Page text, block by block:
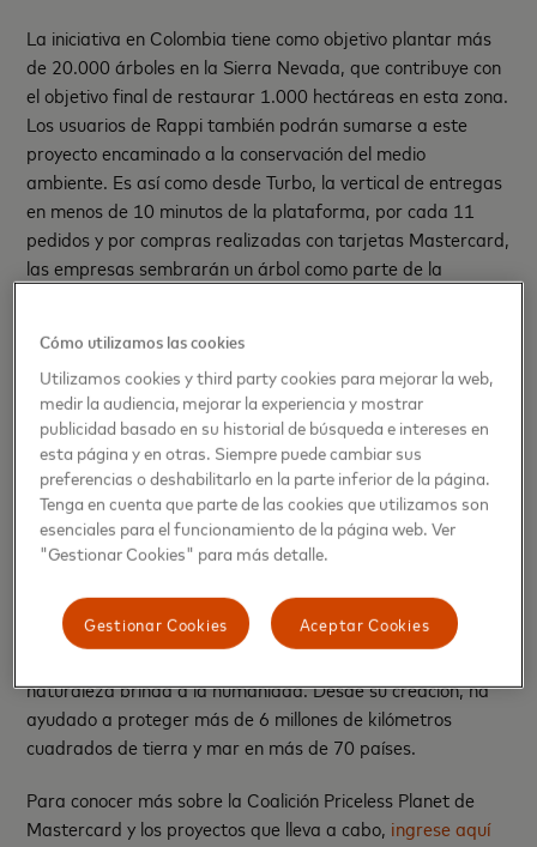
La iniciativa en Colombia tiene como objetivo plantar más
de 20.000 árboles en la Sierra Nevada, que contribuye con
el objetivo final de restaurar 1.000 hectáreas en esta zona.
Los usuarios de Rappi también podrán sumarse a este
proyecto encaminado a la conservación del medio
ambiente. Es así como desde Turbo, la vertical de entregas
en menos de 10 minutos de la plataforma, por cada 11
pedidos y por compras realizadas con tarjetas Mastercard,
las empresas sembrarán un árbol como parte de la
“En Rappi nos enorgullece ser una empresa que entiende la
sostenibilidad como un elemento transversal a su modelo de
negocio. Como compañía, nos apasiona poder ser parte de
iniciativas como esta, que se apalancan en el uso de la
tecnología y la colaboración, para generar un impacto
positivo en las comunidades. Juntos queremos construir la
Latinoamérica que soñamos”,explica Matías Laks, Gerente
General de Rappi en Colombia.
El proyecto se llevará a cabo de la mano de Conservation
International, la organización no gubernamental que
naturaleza brinda a la humanidad. Desde su creación, ha
ayudado a proteger más de 6 millones de kilómetros
cuadrados de tierra y mar en más de 70 países.
Para conocer más sobre la Coalición Priceless Planet de
Mastercard y los proyectos que lleva a cabo, ingrese aquí
Cómo utilizamos las cookies
Utilizamos cookies y third party cookies para mejorar la web,
medir la audiencia, mejorar la experiencia y mostrar
publicidad basado en su historial de búsqueda e intereses en
esta página y en otras. Siempre puede cambiar sus
preferencias o deshabilitarlo en la parte inferior de la página.
Tenga en cuenta que parte de las cookies que utilizamos son
esenciales para el funcionamiento de la página web. Ver
"Gestionar Cookies" para más detalle.
Aceptar Cookies
Gestionar Cookies